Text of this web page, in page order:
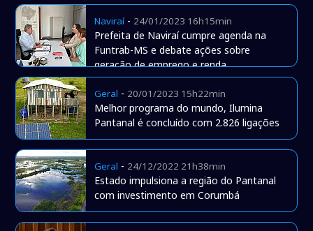
Naviraí- 24/01/2023 16h15min
Prefeita de Naviraí cumpre agenda na
Funtrab-MS e debate ações sobre
geração de emprego e renda
Geral - 20/01/2023 15h22min
Melhor programa do mundo, Ilumina
Pantanal é concluído com 2.826 ligações
Geral - 24/12/2022 21h38min
Estado impulsiona a região do Pantanal
com investimento em Corumbá